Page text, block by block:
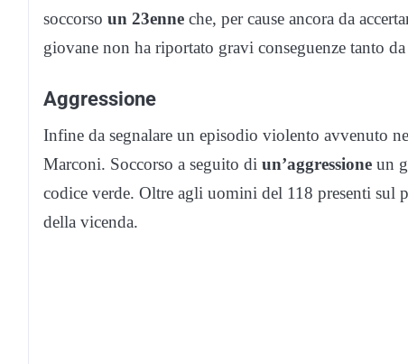
soccorso un 23enne che, per cause ancora da
giovane non ha riportato gravi conseguenze tanto
Aggressione
Infine da segnalare un episodio violento avvenuto
Marconi. Soccorso a seguito di un’aggressione un
codice verde. Oltre agli uomini del 118 presenti sul
della vicenda.